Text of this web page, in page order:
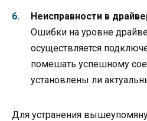
Неисправности в
Ошибки на уровне
осуществляется
помешать успешному
установлены ли
Для устранения